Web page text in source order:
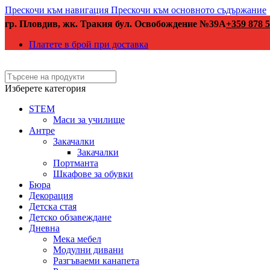
Прескочи към навигация Прескочи към основното съдържание
гр. Пловдив, жк. Тракия бул. Освобождение №39А+359 878
Платете в брой при доставка
Изберете категория
STEM
Маси за училище
Антре
Закачалки
Закачалки
Портманта
Шкафове за обувки
Бюра
Декорация
Детска стая
Детско обзавеждане
Дневна
Мека мебел
Модулни дивани
Разгъваеми канапета